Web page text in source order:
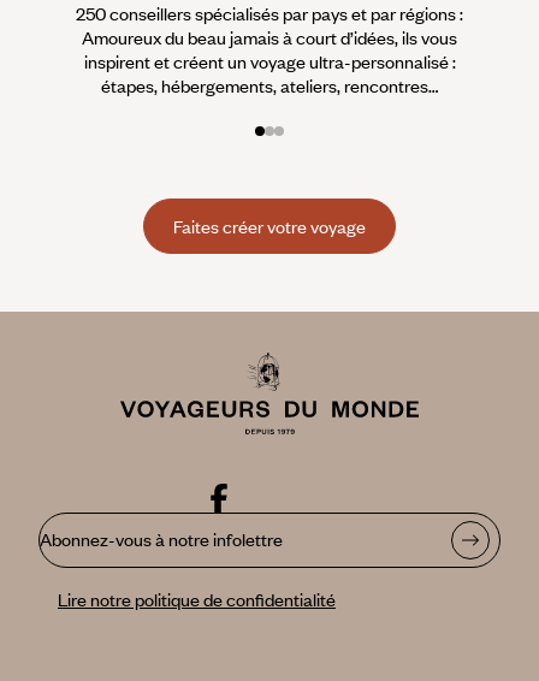
250 conseillers spécialisés par pays et par régions :
Amoureux du beau jamais à court d’idées, ils vous
inspirent et créent un voyage ultra-personnalisé :
étapes, hébergements, ateliers, rencontres…
Faites créer votre voyage
Abonnez-vous à notre infolettre
Lire notre politique de confidentialité